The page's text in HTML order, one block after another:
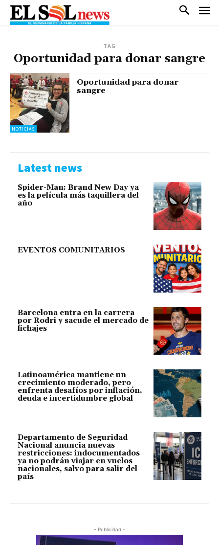
TAG
Oportunidad para donar sangre
NOTICIAS
Oportunidad para donar
sangre
Latest news
Spider-Man: Brand New Day ya
es la película más taquillera del
año
EVENTOS COMUNITARIOS
Barcelona entra en la carrera
por Rodri y sacude el mercado de
fichajes
Latinoamérica mantiene un
crecimiento moderado, pero
enfrenta desafíos por inflación,
deuda e incertidumbre global
Departamento de Seguridad
Nacional anuncia nuevas
restricciones: indocumentados
ya no podrán viajar en vuelos
nacionales, salvo para salir del
país
- Publicidad -